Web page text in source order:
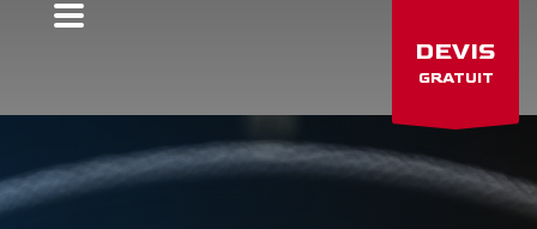
DEVIS
GRATUIT